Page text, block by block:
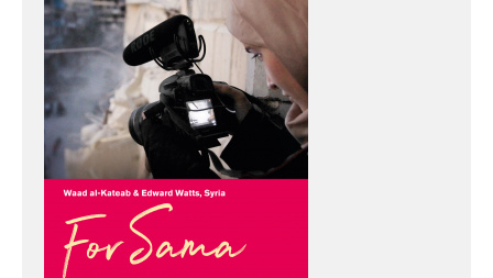
und
Herzegowina
Albanien
Kosovo
Nordmazedonien
Serbien
Griechenland
Türkei